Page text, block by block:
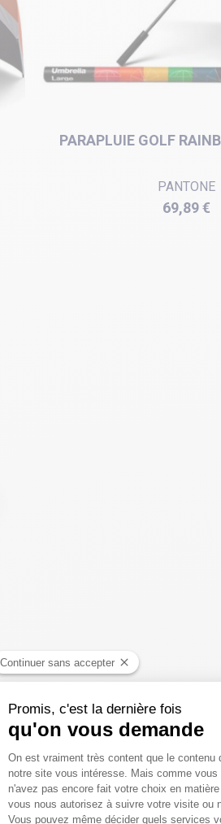
PARAPLUIE GOLF
PANTONE
Prix
69,89 €
Pourquoi choisir un parapluie
bien connu des imprimeurs, des
nuancier